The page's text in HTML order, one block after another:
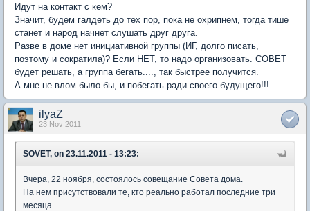
Идут на контакт с кем?
Значит, будем галдеть до тех пор, пока не охрипнем, тогда тише
станет и народ начнет слушать друг друга.
Разве в доме нет инициативной группы (ИГ, долго писать,
поэтому и сократила)? Если НЕТ, то надо организовать. СОВЕТ
будет решать, а группа бегать...., так быстрее получится.
А мне не влом было бы, и побегать ради своего будущего!!!
ilyaZ
23 Nov 2011
SOVET, on 23.11.2011 - 13:23:
Вчера, 22 ноября, состоялось совещание Совета дома.
На нем присутствовали те, кто реально работал последние три
месяца.